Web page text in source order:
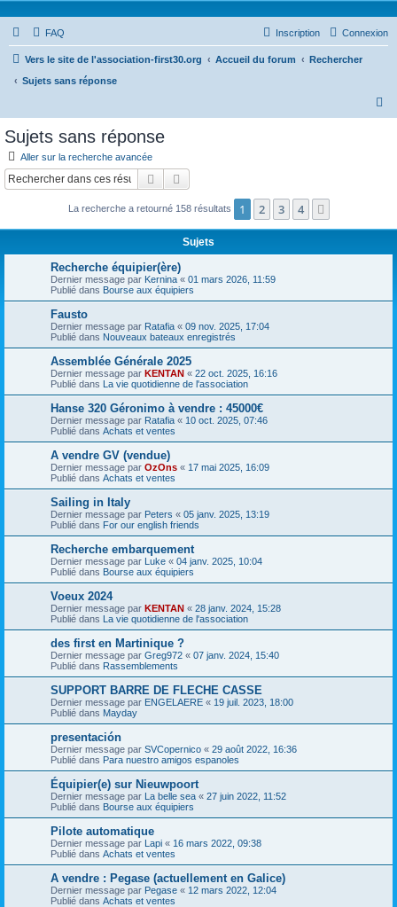
FAQ Connexion
Inscription
Vers le site de l'association-first30.org Accueil du forum
Rechercher
Sujets sans réponse
c
Sujets sans réponse
Aller sur la recherche avancée
Rechercher
La recherche a retourné 158 résultats 1 2 3 4
Sujets
Recherche équipier(ère)
Dernier message par Kernina « 01 mars 2026, 11:59
Publié dans Bourse aux équipiers
Fausto
Dernier message par Ratafia « 09 nov. 2025, 17:04
Publié dans Nouveaux bateaux enregistrés
Assemblée Générale 2025
Dernier message par KENTAN « 22 oct. 2025, 16:16
Publié dans La vie quotidienne de l'association
Hanse 320 Géronimo à vendre : 45000€
Dernier message par Ratafia « 10 oct. 2025, 07:46
Publié dans Achats et ventes
A vendre GV (vendue)
Dernier message par OzOns « 17 mai 2025, 16:09
Publié dans Achats et ventes
Sailing in Italy
Dernier message par Peters « 05 janv. 2025, 13:19
Publié dans For our english friends
Recherche embarquement
Dernier message par Luke « 04 janv. 2025, 10:04
Publié dans Bourse aux équipiers
Voeux 2024
Dernier message par KENTAN « 28 janv. 2024, 15:28
Publié dans La vie quotidienne de l'association
des first en Martinique ?
Dernier message par Greg972 « 07 janv. 2024, 15:40
Publié dans Rassemblements
SUPPORT BARRE DE FLECHE CASSE
Dernier message par ENGELAERE « 19 juil. 2023, 18:00
Publié dans Mayday
presentación
Dernier message par SVCopernico « 29 août 2022, 16:36
Publié dans Para nuestro amigos espanoles
Équipier(e) sur Nieuwpoort
Dernier message par La belle sea « 27 juin 2022, 11:52
Publié dans Bourse aux équipiers
Pilote automatique
Dernier message par Lapi « 16 mars 2022, 09:38
Publié dans Achats et ventes
A vendre : Pegase (actuellement en Galice)
Dernier message par Pegase « 12 mars 2022, 12:04
Publié dans Achats et ventes